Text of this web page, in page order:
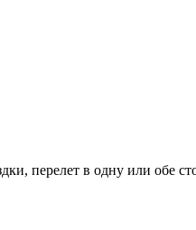
перелет в одну или